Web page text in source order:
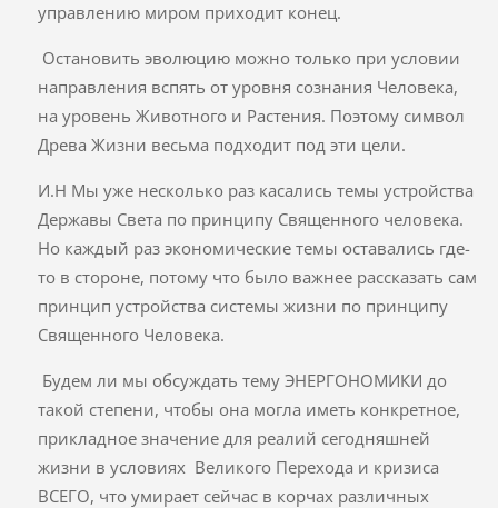
управлению миром приходит конец.
Остановить эволюцию можно только при условии
направления вспять от уровня сознания Человека,
на уровень Животного и Растения. Поэтому символ
Древа Жизни весьма подходит под эти цели.
И.Н Мы уже несколько раз касались темы устройства
Державы Света по принципу Священного человека.
Но каждый раз экономические темы оставались где-
то в стороне, потому что было важнее рассказать сам
принцип устройства системы жизни по принципу
Священного Человека.
Будем ли мы обсуждать тему ЭНЕРГОНОМИКИ до
такой степени, чтобы она могла иметь конкретное,
прикладное значение для реалий сегодняшней
жизни в условиях Великого Перехода и кризиса
ВСЕГО, что умирает сейчас в корчах различных